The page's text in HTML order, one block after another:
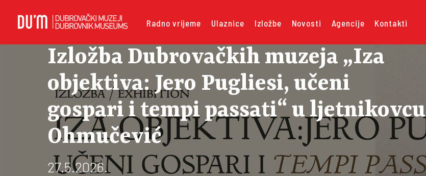
Radno vrijeme Ulaznice Izložbe Novosti Agencije Kontakti
Izložba Dubrovačkih muzeja „Iza
objektiva: Jero Pugliesi, učeni
gospari i tempi passati“ u ljetnikovcu
Ohmučević
27.5.2026.